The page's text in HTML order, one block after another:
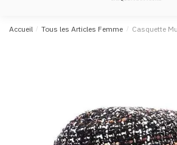
Accueil / Tous les Articles Femme / Casquette